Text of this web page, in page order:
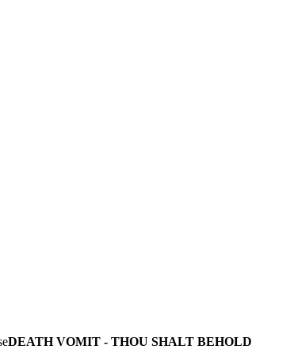
DEATH VOMIT - THOU SHALT BEHOLD